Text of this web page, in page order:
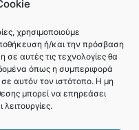
χρησιμοποιούμε
ή/και την πρόσβαση
αυτές τις τεχνολογίες θα
όπως η συμπεριφορά
αυτόν τον ιστότοπο. Η μη
μπορεί να επηρεάσει